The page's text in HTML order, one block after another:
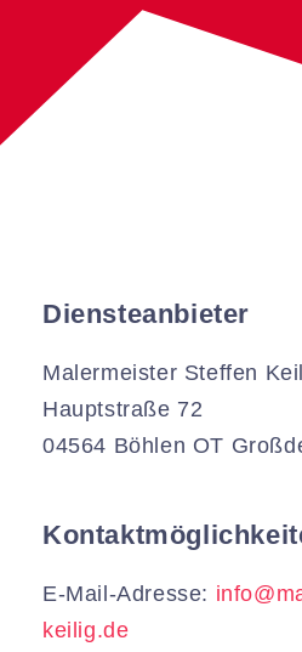
Diensteanbieter
Malermeister Steffen
Hauptstraße 72
04564 Böhlen OT
E-Mail-Adresse:
keilig.de